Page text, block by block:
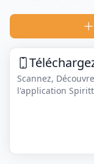
Scannez,
l'application